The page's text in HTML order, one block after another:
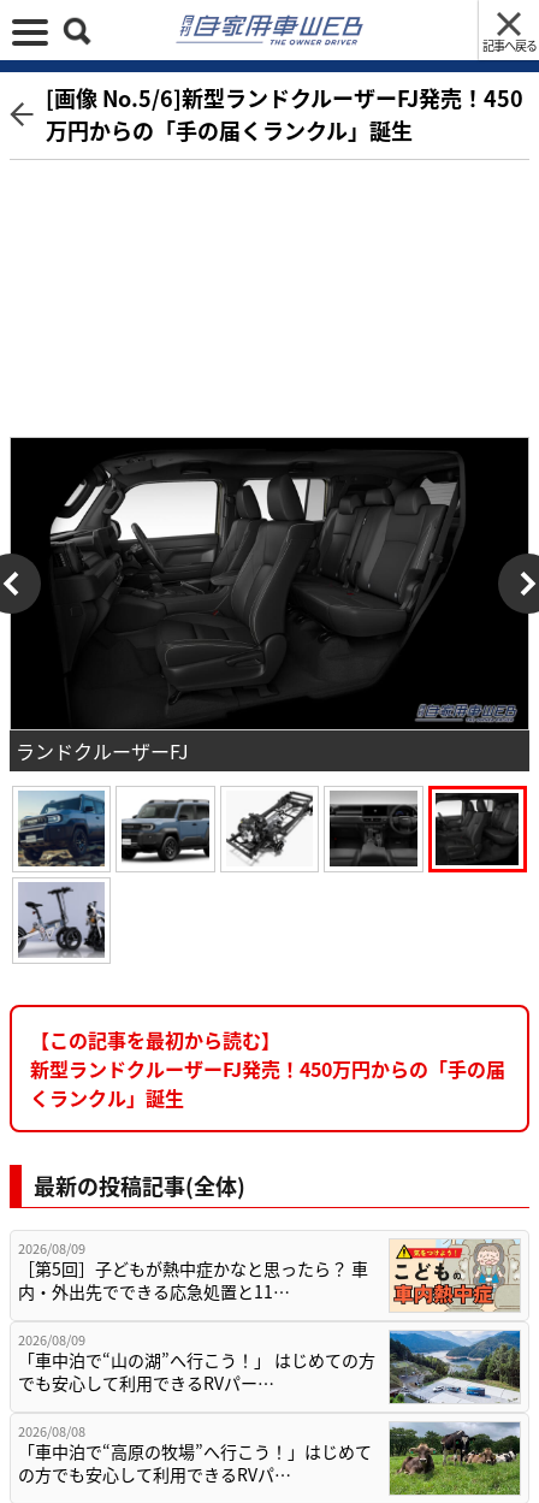
記事へ戻る
[画像 No.5/6]新型ランドクルーザーFJ発売！450
万円からの「手の届くランクル」誕生
ランドクルーザーFJ
【この記事を最初から読む】
新型ランドクルーザーFJ発売！450万円からの「手の届
くランクル」誕生
最新の投稿記事(全体)
2026/08/09
［第5回］子どもが熱中症かなと思ったら？ 車
内・外出先でできる応急処置と11…
2026/08/09
「車中泊で“山の湖”へ行こう！」 はじめての方
でも安心して利用できるRVパー…
2026/08/08
「車中泊で“高原の牧場”へ行こう！」はじめて
の方でも安心して利用できるRVパ…